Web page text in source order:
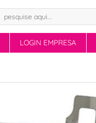
LOGIN EMPRESA